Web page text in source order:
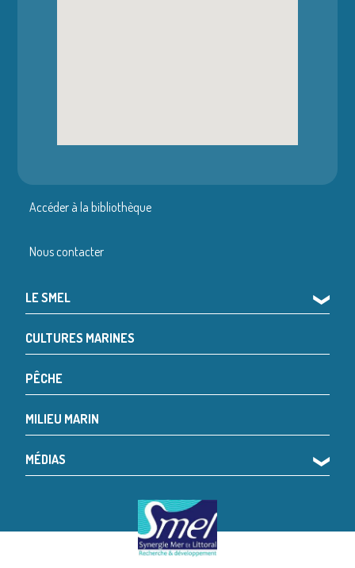
Accéder à la bibliothèque
Nous contacter
LE SMEL ❯
CULTURES MARINES
PÊCHE
MILIEU MARIN
MÉDIAS ❯